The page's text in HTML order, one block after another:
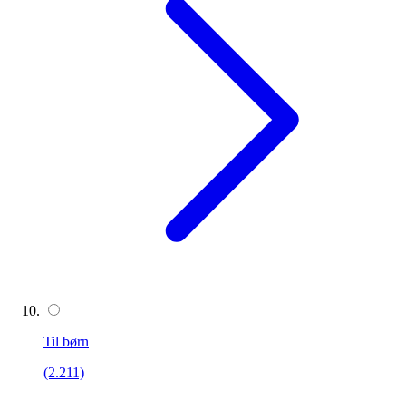
Til børn
(2.211)